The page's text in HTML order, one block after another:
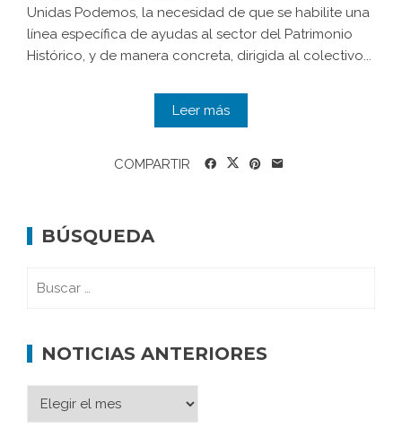
Unidas Podemos, la necesidad de que se habilite una
línea específica de ayudas al sector del Patrimonio
Histórico, y de manera concreta, dirigida al colectivo...
Leer más
COMPARTIR
BÚSQUEDA
NOTICIAS ANTERIORES